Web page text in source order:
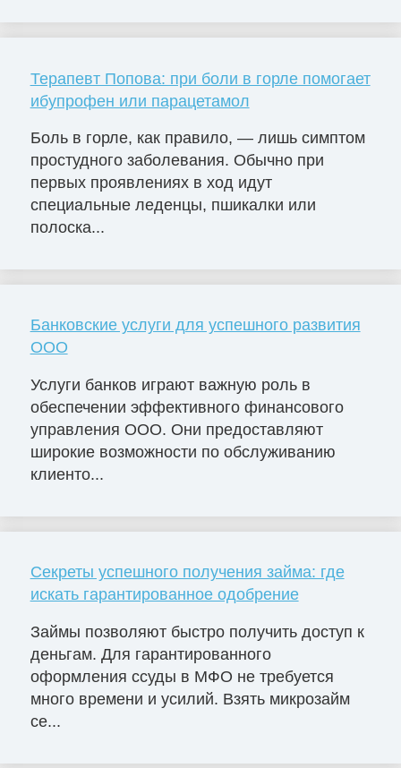
Терапевт Попова: при боли в горле помогает
ибупрофен или парацетамол
Боль в горле, как правило, — лишь симптом
простудного заболевания. Обычно при
первых проявлениях в ход идут
специальные леденцы, пшикалки или
полоска...
Банковские услуги для успешного развития
ООО
Услуги банков играют важную роль в
обеспечении эффективного финансового
управления ООО. Они предоставляют
широкие возможности по обслуживанию
клиенто...
Секреты успешного получения займа: где
искать гарантированное одобрение
Займы позволяют быстро получить доступ к
деньгам. Для гарантированного
оформления ссуды в МФО не требуется
много времени и усилий. Взять микрозайм
се...